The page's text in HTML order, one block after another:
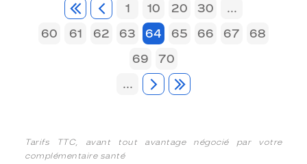
1 10 20 30
...
60
61 62 63 64 65 66 67
68
69
70
...
Tarifs TTC, avant tout avantage négocié par votre
complémentaire santé